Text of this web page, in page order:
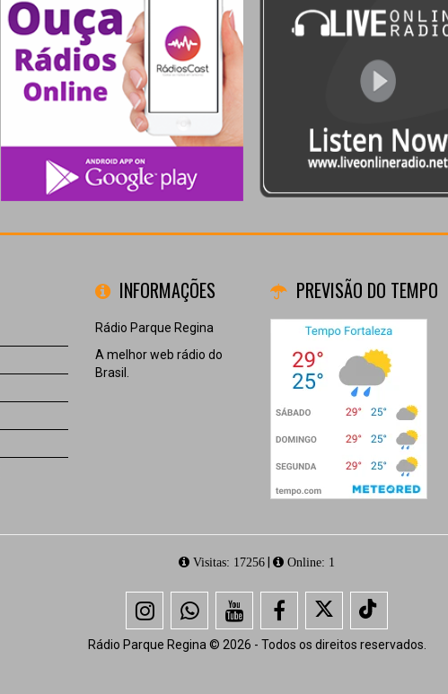
INFORMAÇÕES
Rádio Parque Regina
A melhor web rádio do
Brasil.
PREVISÃO DO TEMPO
Visitas: 17256 Online: 1
Rádio Parque Regina © 2026 - Todos os direitos reservados.